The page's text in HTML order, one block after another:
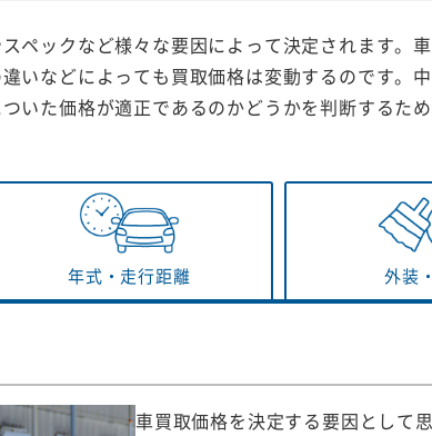
ペックなど様々な要因によって決定されます。
いなどによっても買取価格は変動するのです。
いた価格が適正であるのかどうかを判断するた
年式・ 走行距離 外装・
車買取価格を決定する要因として